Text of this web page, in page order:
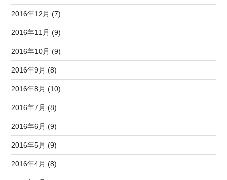
2016年12月 (7)
2016年11月 (9)
2016年10月 (9)
2016年9月 (8)
2016年8月 (10)
2016年7月 (8)
2016年6月 (9)
2016年5月 (9)
2016年4月 (8)